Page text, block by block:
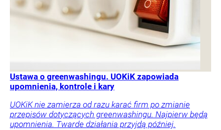
Ustawa o greenwashingu. UOKiK zapowiada
upomnienia, kontrole i kary
UOKiK nie zamierza od razu karać firm po zmianie
przepisów dotyczących greenwashingu. Najpierw będą
upomnienia. Twarde działania przyjdą później.